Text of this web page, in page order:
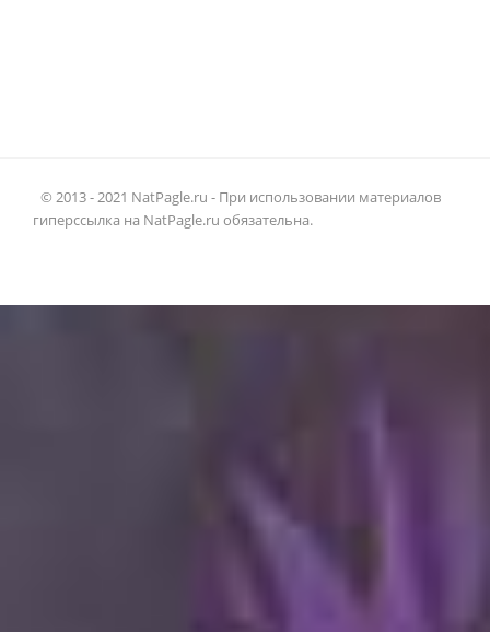
© 2013 - 2021 NatPagle.ru - При использовании материалов
гиперссылка на NatPagle.ru обязательна.